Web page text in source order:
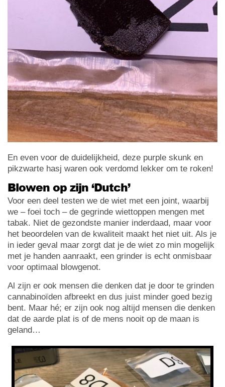
En even voor de duidelijkheid, deze purple skunk en
pikzwarte hasj waren ook verdomd lekker om te roken!
Blowen op zijn ‘Dutch’
Voor een deel testen we de wiet met een joint, waarbij
we – foei toch – de gegrinde wiettoppen mengen met
tabak. Niet de gezondste manier inderdaad, maar voor
het beoordelen van de kwaliteit maakt het niet uit. Als je
in ieder geval maar zorgt dat je de wiet zo min mogelijk
met je handen aanraakt, een grinder is echt onmisbaar
voor optimaal blowgenot.
Al zijn er ook mensen die denken dat je door te grinden
cannabinoïden afbreekt en dus juist minder goed bezig
bent. Maar hé; er zijn ook nog altijd mensen die denken
dat de aarde plat is of de mens nooit op de maan is
geland…